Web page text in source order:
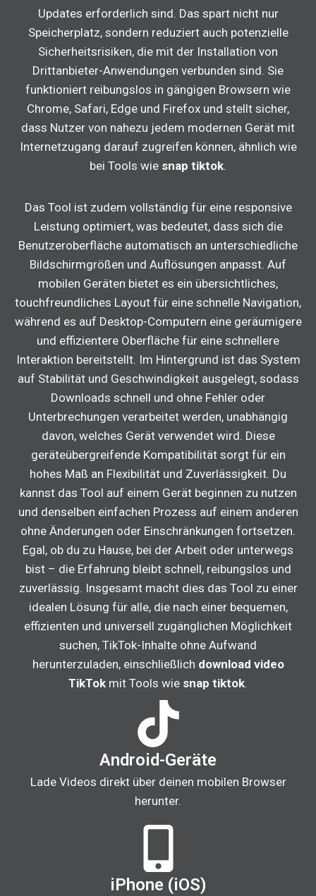
Updates erforderlich sind. Das spart nicht nur
Speicherplatz, sondern reduziert auch potenzielle
Sicherheitsrisiken, die mit der Installation von
Drittanbieter-Anwendungen verbunden sind. Sie
funktioniert reibungslos in gängigen Browsern wie
Chrome, Safari, Edge und Firefox und stellt sicher,
dass Nutzer von nahezu jedem modernen Gerät mit
Internetzugang darauf zugreifen können, ähnlich wie
bei Tools wie snap tiktok.
Das Tool ist zudem vollständig für eine responsive
Leistung optimiert, was bedeutet, dass sich die
Benutzeroberfläche automatisch an unterschiedliche
Bildschirmgrößen und Auflösungen anpasst. Auf
mobilen Geräten bietet es ein übersichtliches,
touchfreundliches Layout für eine schnelle Navigation,
während es auf Desktop-Computern eine geräumigere
und effizientere Oberfläche für eine schnellere
Interaktion bereitstellt. Im Hintergrund ist das System
auf Stabilität und Geschwindigkeit ausgelegt, sodass
Downloads schnell und ohne Fehler oder
Unterbrechungen verarbeitet werden, unabhängig
davon, welches Gerät verwendet wird. Diese
geräteübergreifende Kompatibilität sorgt für ein
hohes Maß an Flexibilität und Zuverlässigkeit. Du
kannst das Tool auf einem Gerät beginnen zu nutzen
und denselben einfachen Prozess auf einem anderen
ohne Änderungen oder Einschränkungen fortsetzen.
Egal, ob du zu Hause, bei der Arbeit oder unterwegs
bist – die Erfahrung bleibt schnell, reibungslos und
zuverlässig. Insgesamt macht dies das Tool zu einer
idealen Lösung für alle, die nach einer bequemen,
effizienten und universell zugänglichen Möglichkeit
suchen, TikTok-Inhalte ohne Aufwand
herunterzuladen, einschließlich download video
TikTok mit Tools wie snap tiktok.
Android-Geräte
Lade Videos direkt über deinen mobilen Browser
herunter.
iPhone (iOS)